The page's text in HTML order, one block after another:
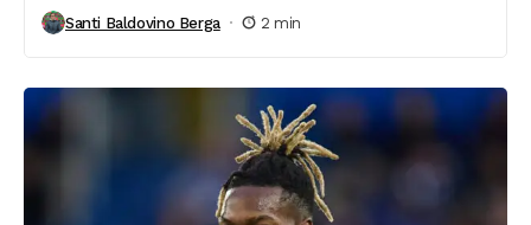
Santi Baldovino Berga 2 min